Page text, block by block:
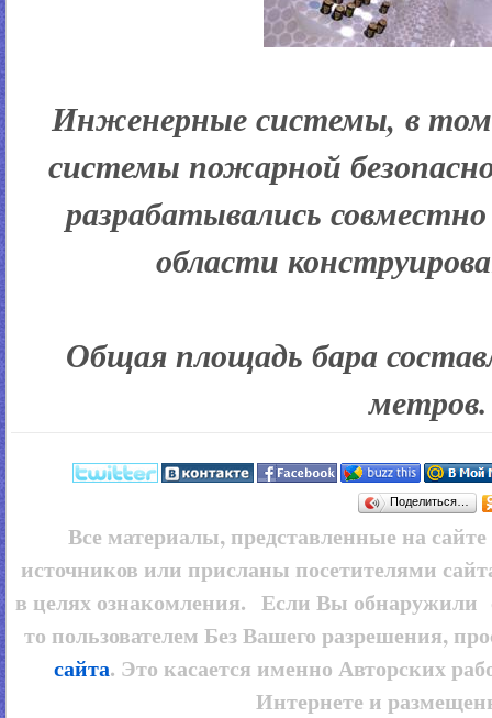
Инженерные системы, в том
системы пожарной
разрабатывались
области
Общая площадь бара
метров.
Поделиться…
Все материалы, представленные на сайте
источников или присланы посетителями
в целях ознакомления. Если Вы
то пользователем Без Вашего разрешения,
сайта. Это касается именно Авторских
Интернете и